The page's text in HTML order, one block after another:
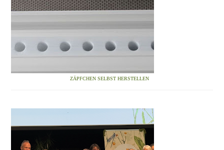
ZÄPFCHEN SELBST HERSTELLEN